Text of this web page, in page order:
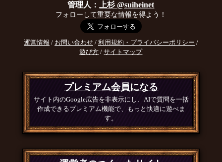
管理人：上杉 @suiheinet
フォローして重要な情報を得よう！
運営情報 / お問い合わせ/ 利用規約・プライバシーポリシー /
遊び方 /サイトマップ
プレミアム会員になる
サイト内のGoogle広告を非表示にし、AIで質問を一括
作成できるプレミアム機能で、もっと快適に遊べま
す。